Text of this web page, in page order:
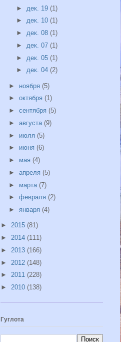
► дек. 19(1)
►дек. 10(1)
►дек. 08(1)
► дек. 07(1)
► дек. 05(1)
►дек. 04(2)
► ноября (5)
► октября (1)
► сентября (5)
► августа (9)
► июля (5)
► июня (6)
► мая (4)
► апреля (5)
► марта (7)
► февраля (2)
► января (4)
► 2015 (81)
► 2014 (111)
► 2013 (166)
► 2012 (148)
► 2011 (228)
► 2010 (138)
Гуглота